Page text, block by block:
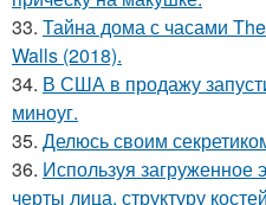
33. Тайна дома с часами
Walls (2018).
34. В США в продажу
миноуг.
35. Делюсь своим
36. Используя загруженное
черты лица, структуру